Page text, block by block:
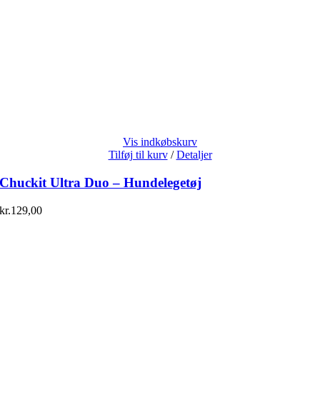
Vis indkøbskurv
Tilføj til kurv / Detaljer
Chuckit Ultra Duo – Hundelegetøj
kr.129,00